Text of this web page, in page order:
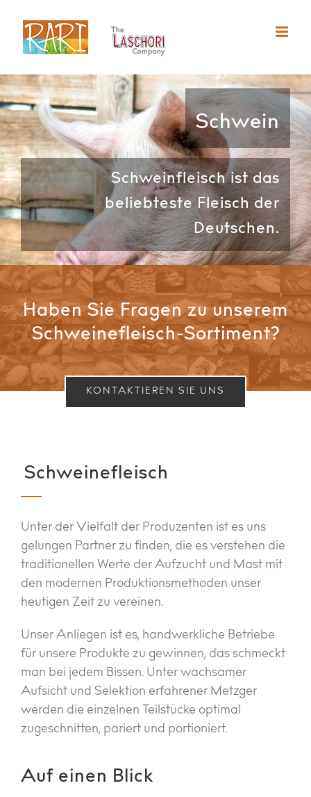
Inhalt
springen
Schwein
Schweinfleisch ist das
beliebteste Fleisch der
Deutschen.
Haben Sie Fragen zu unserem
Schweinefleisch-Sortiment?
KONTAKTIEREN SIE UNS
Schweinefleisch
Unter der Vielfalt der Produzenten ist es uns
gelungen Partner zu finden, die es verstehen die
traditionellen Werte der Aufzucht und Mast mit
den modernen Produktionsmethoden unser
heutigen Zeit zu vereinen.
Unser Anliegen ist es, handwerkliche Betriebe
für unsere Produkte zu gewinnen, das schmeckt
man bei jedem Bissen. Unter wachsamer
Aufsicht und Selektion erfahrener Metzger
werden die einzelnen Teilstücke optimal
zugeschnitten, pariert und portioniert.
Auf einen Blick